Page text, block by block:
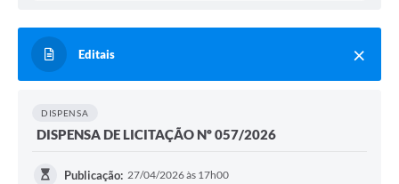
Editais
DISPENSA
DISPENSA DE LICITAÇÃO Nº 057/2026
Publicação: 27/04/2026 às 17h00